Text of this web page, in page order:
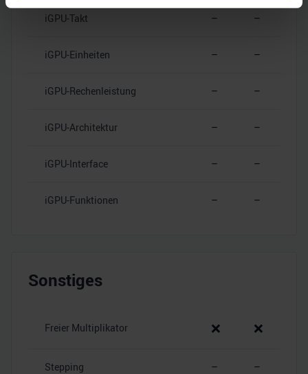
Erfahren Sie mehr darüber, wie Ihre persönlichen Daten
verarbeitet werden, und legen Sie Ihre Präferenzen im
personalisieren, Funktionen für soziale Medien anbieten
analysieren. Außerdem geben wir Informationen zu Ihrer
haben oder die sie im Rahmen Ihrer Nutzung der Dienste
iGPU-Takt – –
iGPU-Einheiten – –
iGPU-Rechenleistung – –
iGPU-Architektur – –
iGPU-Interface – –
iGPU-Funktionen – –
Sonstiges
Freier Multiplikator ❌ ❌
Stepping – –